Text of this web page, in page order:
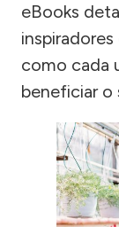
eBooks
como cada
beneficiar o